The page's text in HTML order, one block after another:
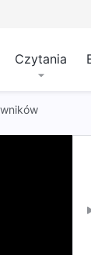
Czytania